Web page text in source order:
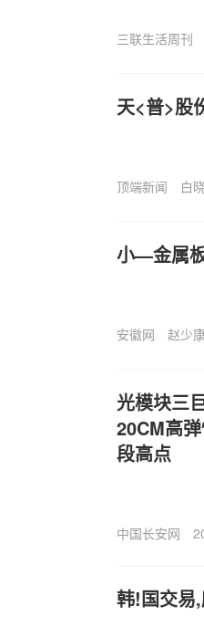
三联生活周刊
天<普>股
顶端新闻 白晓
小—金属
安徽网 赵少
光模块三
20CM高
段高点
中国长安网
韩!国交易